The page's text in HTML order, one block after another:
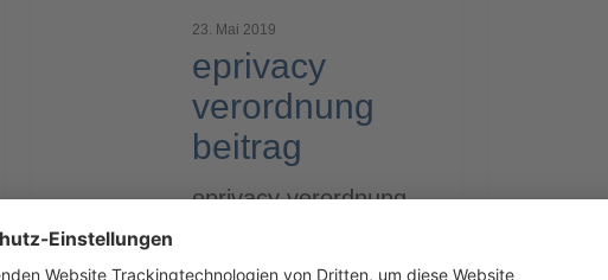
23. Mai 2019
eprivacy
verordnung
beitrag
eprivacy verordnung